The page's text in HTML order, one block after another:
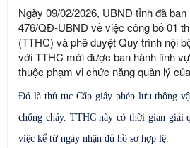
Ngày 09/02/2026, UBND tỉnh đã
476/QĐ-UBND về việc công bố 01
(TTHC) và phê duyệt Quy trình nội
với TTHC mới được ban hành lĩnh
thuộc phạm vi chức năng quản lý
Đó là thủ tục Cấp giấy phép lưu thông
chống cháy. TTHC này có thời gian giải
việc kể từ ngày nhận đủ hồ sơ hợp lệ.